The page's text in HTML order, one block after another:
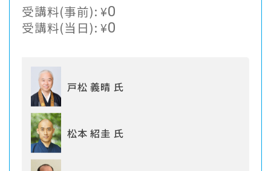
受講料(事前):¥0
受講料(当日):¥0
戸松 義晴 氏
松本 紹圭 氏